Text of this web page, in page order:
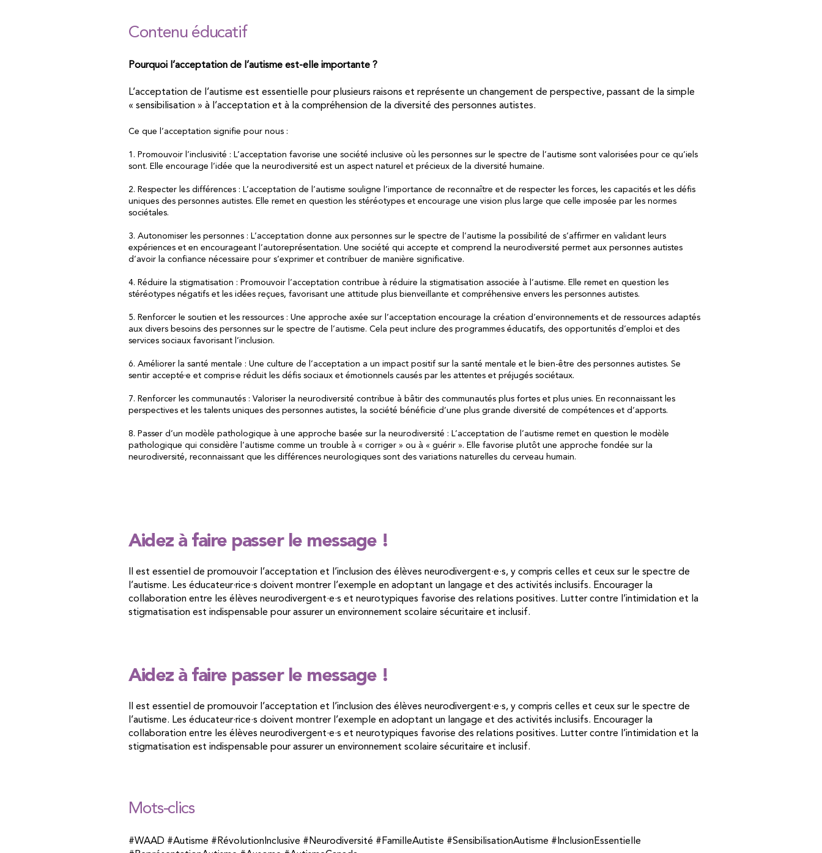
Contenu éducatif
Pourquoi l’acceptation de l’autisme est-elle importante ?
L’acceptation de l’autisme est essentielle pour plusieurs raisons et représente un changement de perspective, passant de la simple
« sensibilisation » à l’acceptation et à la compréhension de la diversité des personnes autistes.
Ce que l’acceptation signifie pour nous :
1. Promouvoir l’inclusivité : L’acceptation favorise une société inclusive où les personnes sur le spectre de l’autisme sont valorisées pour ce qu’iels
sont. Elle encourage l’idée que la neurodiversité est un aspect naturel et précieux de la diversité humaine.
2. Respecter les différences : L’acceptation de l’autisme souligne l’importance de reconnaître et de respecter les forces, les capacités et les défis
uniques des personnes autistes. Elle remet en question les stéréotypes et encourage une vision plus large que celle imposée par les normes
sociétales.
3. Autonomiser les personnes : L’acceptation donne aux personnes sur le spectre de l’autisme la possibilité de s’affirmer en validant leurs
expériences et en encourageant l’autoreprésentation. Une société qui accepte et comprend la neurodiversité permet aux personnes autistes
d’avoir la confiance nécessaire pour s’exprimer et contribuer de manière significative.
4. Réduire la stigmatisation : Promouvoir l’acceptation contribue à réduire la stigmatisation associée à l’autisme. Elle remet en question les
stéréotypes négatifs et les idées reçues, favorisant une attitude plus bienveillante et compréhensive envers les personnes autistes.
5. Renforcer le soutien et les ressources : Une approche axée sur l’acceptation encourage la création d’environnements et de ressources adaptés
aux divers besoins des personnes sur le spectre de l’autisme. Cela peut inclure des programmes éducatifs, des opportunités d’emploi et des
services sociaux favorisant l’inclusion.
6. Améliorer la santé mentale : Une culture de l’acceptation a un impact positif sur la santé mentale et le bien-être des personnes autistes. Se
sentir accepté·e et compris·e réduit les défis sociaux et émotionnels causés par les attentes et préjugés sociétaux.
7. Renforcer les communautés : Valoriser la neurodiversité contribue à bâtir des communautés plus fortes et plus unies. En reconnaissant les
perspectives et les talents uniques des personnes autistes, la société bénéficie d’une plus grande diversité de compétences et d’apports.
8. Passer d’un modèle pathologique à une approche basée sur la neurodiversité : L’acceptation de l’autisme remet en question le modèle
pathologique qui considère l’autisme comme un trouble à « corriger » ou à « guérir ». Elle favorise plutôt une approche fondée sur la
neurodiversité, reconnaissant que les différences neurologiques sont des variations naturelles du cerveau humain.
Aidez à faire passer le message !
Il est essentiel de promouvoir l’acceptation et l’inclusion des élèves neurodivergent·e·s, y compris celles et ceux sur le spectre de
l’autisme. Les éducateur·rice·s doivent montrer l’exemple en adoptant un langage et des activités inclusifs. Encourager la
collaboration entre les élèves neurodivergent·e·s et neurotypiques favorise des relations positives. Lutter contre l’intimidation et la
stigmatisation est indispensable pour assurer un environnement scolaire sécuritaire et inclusif.
Aidez à faire passer le message !
Il est essentiel de promouvoir l’acceptation et l’inclusion des élèves neurodivergent·e·s, y compris celles et ceux sur le spectre de
l’autisme. Les éducateur·rice·s doivent montrer l’exemple en adoptant un langage et des activités inclusifs. Encourager la
collaboration entre les élèves neurodivergent·e·s et neurotypiques favorise des relations positives. Lutter contre l’intimidation et la
stigmatisation est indispensable pour assurer un environnement scolaire sécuritaire et inclusif.
Mots-clics
#WAAD #Autisme #RévolutionInclusive #Neurodiversité #FamilleAutiste #SensibilisationAutisme #InclusionEssentielle